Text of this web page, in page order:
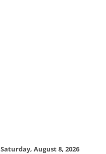
Saturday, August 8, 2026